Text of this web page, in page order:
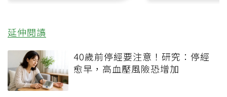
延伸閱讀
40歲前停經要注意！研究：停經
愈早，高血壓風險恐增加